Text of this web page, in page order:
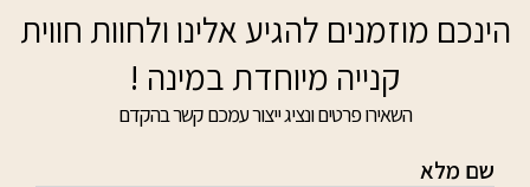
הינכם מוזמנים להגיע אלינו ולחוות חווית
קנייה מיוחדת במינה !
השאירו פרטים ונציג ייצור עמכם קשר בהקדם
שם מלא